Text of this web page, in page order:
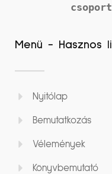
Menü - Hasznos
Nyitólap
Bemutatkozás
Vélemények
Könyvbemutató